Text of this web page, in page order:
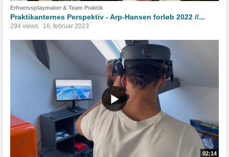
Erhvervsplaymaker & Team Praktik
Praktikanternes Perspektiv - Arp-Hansen forløb 2022 //...
294 views 16. februar 2023
02:14